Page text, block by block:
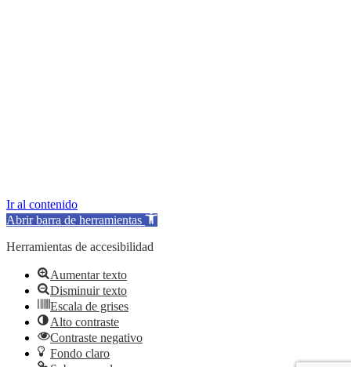
Ir al contenido
Abrir barra de herramientas
Herramientas de accesibilidad
Aumentar texto
Disminuir texto
Escala de grises
Alto contraste
Contraste negativo
Fondo claro